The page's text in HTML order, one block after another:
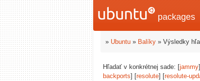
packages
» Ubuntu » Balíky » Výsledky
Hľadať v konkrétnej sade: [jammy
backports] [resolute] [resolute-